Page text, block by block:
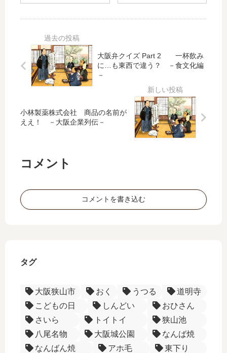
ア
カ
村
－
海
高
く
－
堀
街
産
ー
車
所
ェ
部
－
丁
商
界
隈
を
行
く
大阪弁クイズ Part 2 一杯飲み
に…も東西で違う？ －食文化編
－
小林製薬株式会社 商品の名前が
ええ！ －大阪企業列伝－
コメント
コメントを書き込む
タグ
大阪狭山市 おく うつる
道明寺
こどもの日
しんどい
おひさん
さいら
トイトイ
狭山池
八尾名物
大阪城公園
なんば焼
なんばん焼
アホ毛
東下り